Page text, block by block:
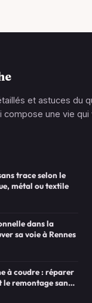
et astuces du
une vie qui
trace selon le
métal ou textile
dans la
sa voie à Rennes
à coudre : réparer
le remontage sans